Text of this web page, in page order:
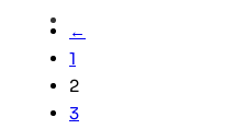
←
1
2
3